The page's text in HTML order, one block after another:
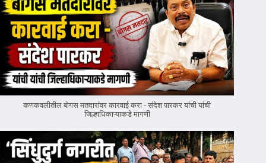
कणकवलीतील बोगस मतदारांवर‌ कारवाई करा - संदेश पारकर यांची यांची
जिल्हाधिकाऱ्याकडे मागणी